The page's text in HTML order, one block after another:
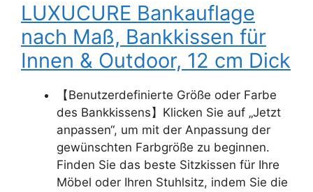
LUXUCURE Bankauflage
nach Maß, Bankkissen für
Innen & Outdoor, 12 cm Dick
【Benutzerdefinierte Größe oder Farbe
des Bankkissens】Klicken Sie auf „Jetzt
anpassen“, um mit der Anpassung der
gewünschten Farbgröße zu beginnen.
Finden Sie das beste Sitzkissen für Ihre
Möbel oder Ihren Stuhlsitz, indem Sie die